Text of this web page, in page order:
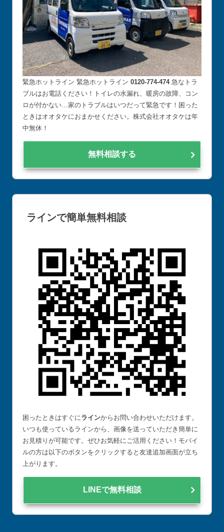
緊急ホットライン 緊急ホットライン 0120-774-474急なトラ
ブルはお電話ください！トイレの水漏れ、暖房の故障、コン
ロが付かない…家のトラブルはいつだって緊急です！困った
ときはオオタケにおまかせください。株式会社オオタケは年
中無休！
無料相談する
ラインで簡単無料相談
困ったときはすぐに ラインからお問い合わせいただけます。
いつも使っているラインから、画像を送っていただき簡単に
お見積りが可能です。ぜひお気軽にご活用ください！モバイ
ルの方は以下のボタンをクリックすると友達追加画面が立ち
上がります。
LINEで無料相談